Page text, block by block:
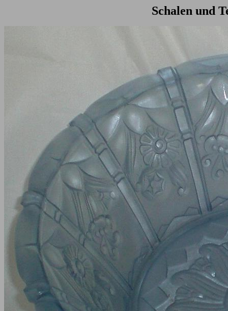
Schalen und